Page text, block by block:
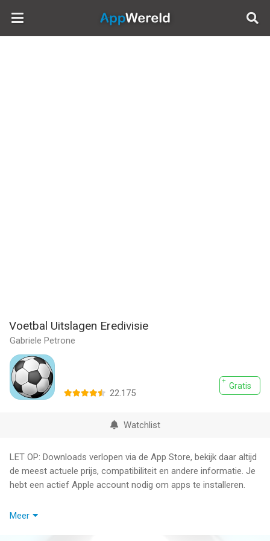
AppWereld
Voetbal Uitslagen Eredivisie
Gabriele Petrone
Gratis
22.175
Watchlist
LET OP: Downloads verlopen via de App Store, bekijk daar altijd
de meest actuele prijs, compatibiliteit en andere informatie. Je
hebt een actief Apple account nodig om apps te installeren.
Actuele voetbaluitslagen, directe tussenstanden bij live-
Meer